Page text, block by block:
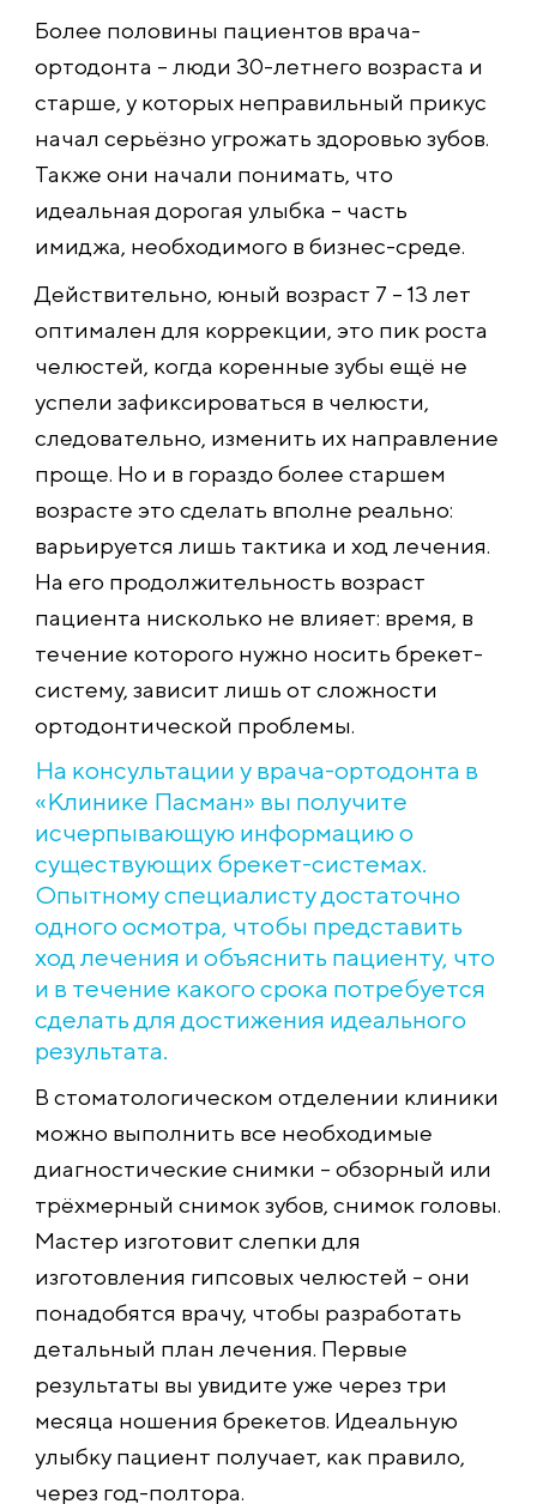
Более половины пациентов врача-
ортодонта – люди 30-летнего возраста и
старше, у которых неправильный прикус
начал серьёзно угрожать здоровью зубов.
Также они начали понимать, что
идеальная дорогая улыбка – часть
имиджа, необходимого в бизнес-среде.
Действительно, юный возраст 7 – 13 лет
оптимален для коррекции, это пик роста
челюстей, когда коренные зубы ещё не
успели зафиксироваться в челюсти,
следовательно, изменить их направление
проще. Но и в гораздо более старшем
возрасте это сделать вполне реально:
варьируется лишь тактика и ход лечения.
На его продолжительность возраст
пациента нисколько не влияет: время, в
течение которого нужно носить брекет-
систему, зависит лишь от сложности
ортодонтической проблемы.
На консультации у врача-ортодонта в
«Клинике Пасман» вы получите
исчерпывающую информацию о
существующих брекет-системах.
Опытному специалисту достаточно
одного осмотра, чтобы представить
ход лечения и объяснить пациенту, что
и в течение какого срока потребуется
сделать для достижения идеального
результата.
В стоматологическом отделении клиники
можно выполнить все необходимые
диагностические снимки – обзорный или
трёхмерный снимок зубов, снимок головы.
Мастер изготовит слепки для
изготовления гипсовых челюстей – они
понадобятся врачу, чтобы разработать
детальный план лечения. Первые
результаты вы увидите уже через три
месяца ношения брекетов. Идеальную
улыбку пациент получает, как правило,
через год-полтора.